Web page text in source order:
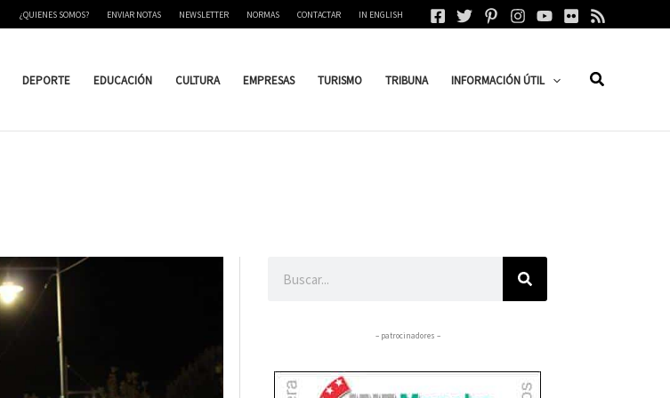
¿QUIENES SOMOS? ENVIAR NOTAS NEWSLETTER NORMAS CONTACTAR IN ENGLISH
DEPORTE EDUCACIÓN CULTURA EMPRESAS TURISMO TRIBUNA INFORMACIÓN ÚTIL
– patrocinadores –